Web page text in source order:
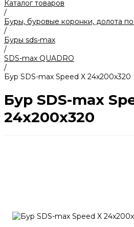
Каталог товаров
/
Буры, буровые коронки, долота
/
Буры sds-max
/
SDS-max QUADRO
/
Бур SDS-max Speed X 24x200x320
Бур SDS-max
24x200x320